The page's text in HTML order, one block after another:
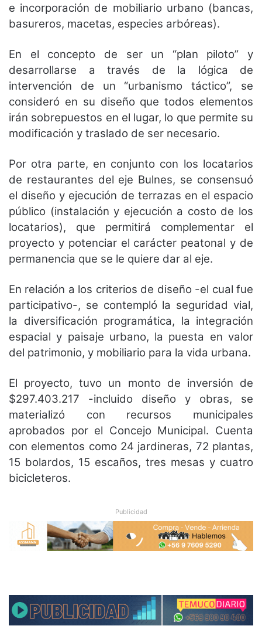
e incorporación de mobiliario urbano (bancas,
basureros, macetas, especies arbóreas).
En el concepto de ser un “plan piloto” y
desarrollarse a través de la lógica de
intervención de un “urbanismo táctico”, se
consideró en su diseño que todos elementos
irán sobrepuestos en el lugar, lo que permite su
modificación y traslado de ser necesario.
Por otra parte, en conjunto con los locatarios
de restaurantes del eje Bulnes, se consensuó
el diseño y ejecución de terrazas en el espacio
público (instalación y ejecución a costo de los
locatarios), que permitirá complementar el
proyecto y potenciar el carácter peatonal y de
permanencia que se le quiere dar al eje.
En relación a los criterios de diseño -el cual fue
participativo-, se contempló la seguridad vial,
la diversificación programática, la integración
espacial y paisaje urbano, la puesta en valor
del patrimonio, y mobiliario para la vida urbana.
El proyecto, tuvo un monto de inversión de
$297.403.217 -incluido diseño y obras, se
materializó con recursos municipales
aprobados por el Concejo Municipal. Cuenta
con elementos como 24 jardineras, 72 plantas,
15 bolardos, 15 escaños, tres mesas y cuatro
bicicleteros.
Publicidad